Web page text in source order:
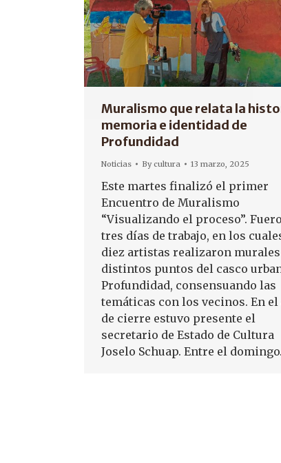
Muralismo que relata la
memoria e identidad de
Profundidad
Noticias Bycultura 13 marzo, 2025
Este martes finalizó el primer
Encuentro de Muralismo
“Visualizando el proceso”.
tres días de trabajo, en los
diez artistas realizaron
distintos puntos del casco
Profundidad, consensuando las
temáticas con los vecinos. En el
de cierre estuvo presente el
secretario de Estado de Cultura
Joselo Schuap. Entre el